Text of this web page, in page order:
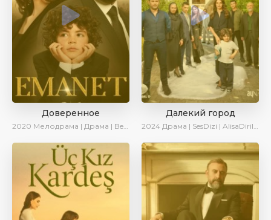
Доверенное
2020 Мелодрама | Драма | BeniAffet
Далекий город
2024 Драма | SesDizi | AlisaDirilis | Сериалы 2024